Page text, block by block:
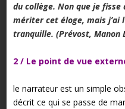
du collège. Non que je
mériter cet éloge, mais j’ai
tranquille. (Prévost, Manon
2 / Le point de vue
le narrateur est un simple
décrit ce qui se passe de